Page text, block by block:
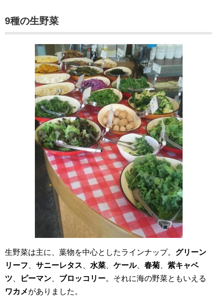
9種の生野菜
生野菜は主に、葉物を中心としたラインナップ。 グリーン
リーフ
サニーレタス 水菜 ケール、 春菊
紫キャベ
ツ
ピーマン ブロッコリー。それに海の野菜ともいえる
ワカメがありました。